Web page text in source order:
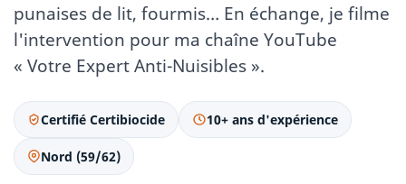
punaises de lit, fourmis… En échange, je filme
l'intervention pour ma chaîne YouTube
« Votre Expert Anti-Nuisibles ».
Certifié Certibiocide 10+ ans d'expérience
Nord (59/62)